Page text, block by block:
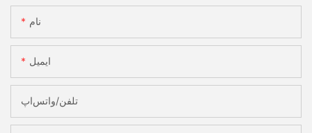
نام
ایمیل
تلفن/واتس‌اپ